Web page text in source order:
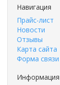
Навигация
Прайс-лист
Новости
Отзывы
Карта сайта
Форма связи
Информация